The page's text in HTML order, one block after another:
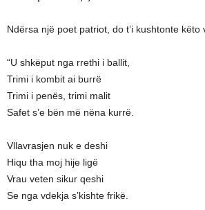
Ndërsa një poet patriot, do t’i kushtonte këto
“U shkëput nga rrethi i ballit,
Trimi i kombit ai burrë
Trimi i penës, trimi malit
Safet s’e bën më nëna kurrë.
Vllavrasjen nuk e deshi
Hiqu tha moj hije ligë
Vrau veten sikur qeshi
Se nga vdekja s’kishte frikë.